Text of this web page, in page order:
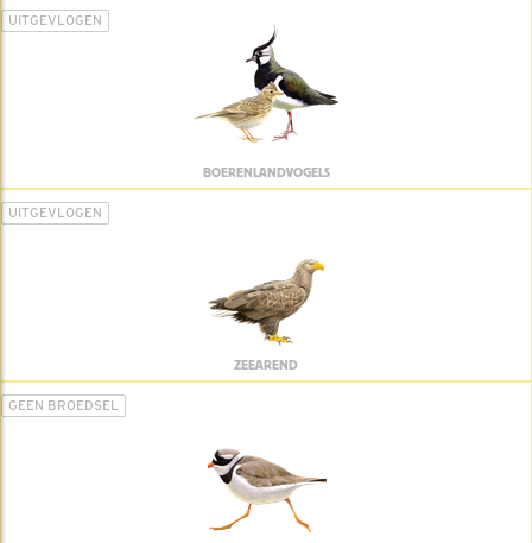
UITGEVLOGEN
BOERENLANDVOGELS
UITGEVLOGEN
ZEEAREND
GEEN BROEDSEL